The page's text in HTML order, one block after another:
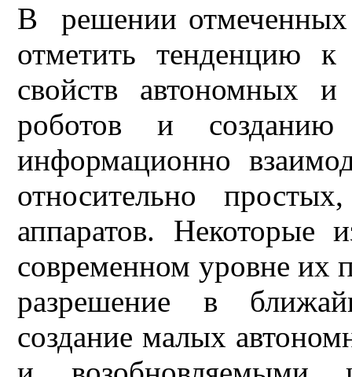
В решении
отметить тенденцию
свойств автономных и
роботов и созданию
информационно
относительно
аппаратов.
современном уровне их
разрешение в
создание малых